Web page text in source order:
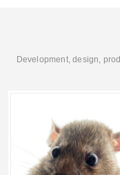
Development, design,